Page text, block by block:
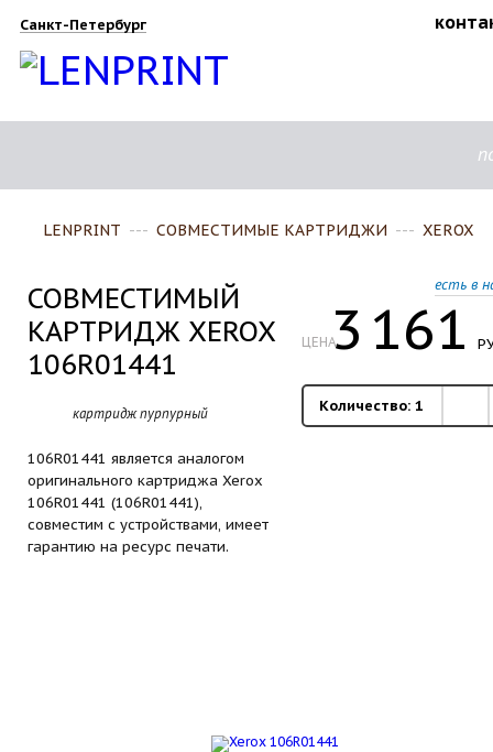
Санкт-Петербург
LENPRINT --- СОВМЕСТИМЫЕ КАРТРИДЖИ --- XEROX
ЦЕНА3 161
есть в
Количество: 1
СОВМЕСТИМЫЙ
КАРТРИДЖ XEROX
106R01441
картридж пурпурный
106R01441 является аналогом
оригинального картриджа Xerox
106R01441 (106R01441),
совместим с устройствами, имеет
гарантию на ресурс печати.